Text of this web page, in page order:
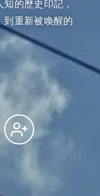
的歷史印記，
到重新被喚醒的